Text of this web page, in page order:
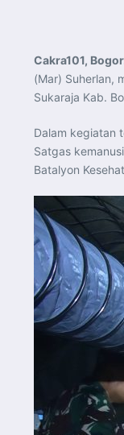
Cakra101,
(Mar) Suherlan,
Sukaraja Kab.
Dalam kegiatan
Satgas
Batalyon